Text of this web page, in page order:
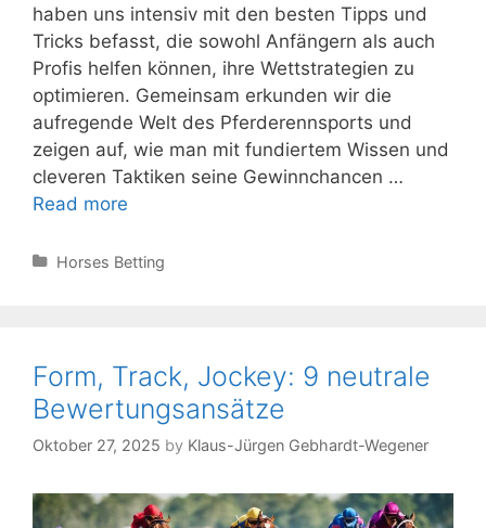
haben uns intensiv mit den besten Tipps und
Tricks befasst, die sowohl Anfängern als auch
Profis helfen können, ihre Wettstrategien zu
optimieren. Gemeinsam erkunden wir die
aufregende Welt des Pferderennsports und
zeigen auf, wie man mit fundiertem Wissen und
cleveren Taktiken seine Gewinnchancen …
Read more
Strategien
Categories
Horses Betting
Form, Track, Jockey: 9 neutrale
Bewertungsansätze
Oktober 27, 2025 by Klaus-Jürgen Gebhardt-Wegener